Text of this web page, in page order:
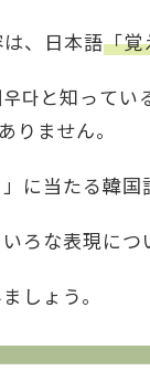
、日本語「覚
다と知って
りません。
に当たる韓国
ろな表現につ
しょう。